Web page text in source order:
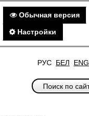
Обычная версия
Настройки
РУС БЕЛ ENG